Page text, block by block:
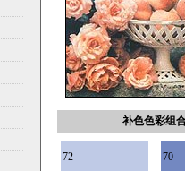
补色色彩组
72 70